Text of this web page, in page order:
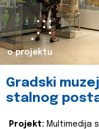
o projektu
Gradski
stalnog
Projekt: Multimedija